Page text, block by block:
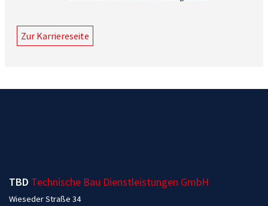
Zur Karriereseite
TBD Technische Bau Dienstleistungen GmbH
Wieseder Straße 34